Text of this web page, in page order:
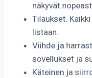
näkyvät
Tilaukset.
listaan.
Viihde ja
sovellukset ja
Käteinen ja